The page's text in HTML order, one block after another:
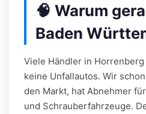
🧠 Warum
Baden
Viele Händler in
keine Unfallautos. Wir
den Markt, hat Abnehmer
und Schrauberfahrzeuge.